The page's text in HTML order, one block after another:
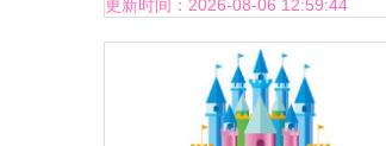
不中的日系卖好做那样？！}
最明确的印象乃（类很险)
更新时间：2026-08-06 12:59:44